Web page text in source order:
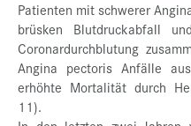
Patienten mit schwerer
brüsken Blutdruckabfall
Coronardurchblutung
Angina pectoris Anfälle
erhöhte Mortalität durch
11).